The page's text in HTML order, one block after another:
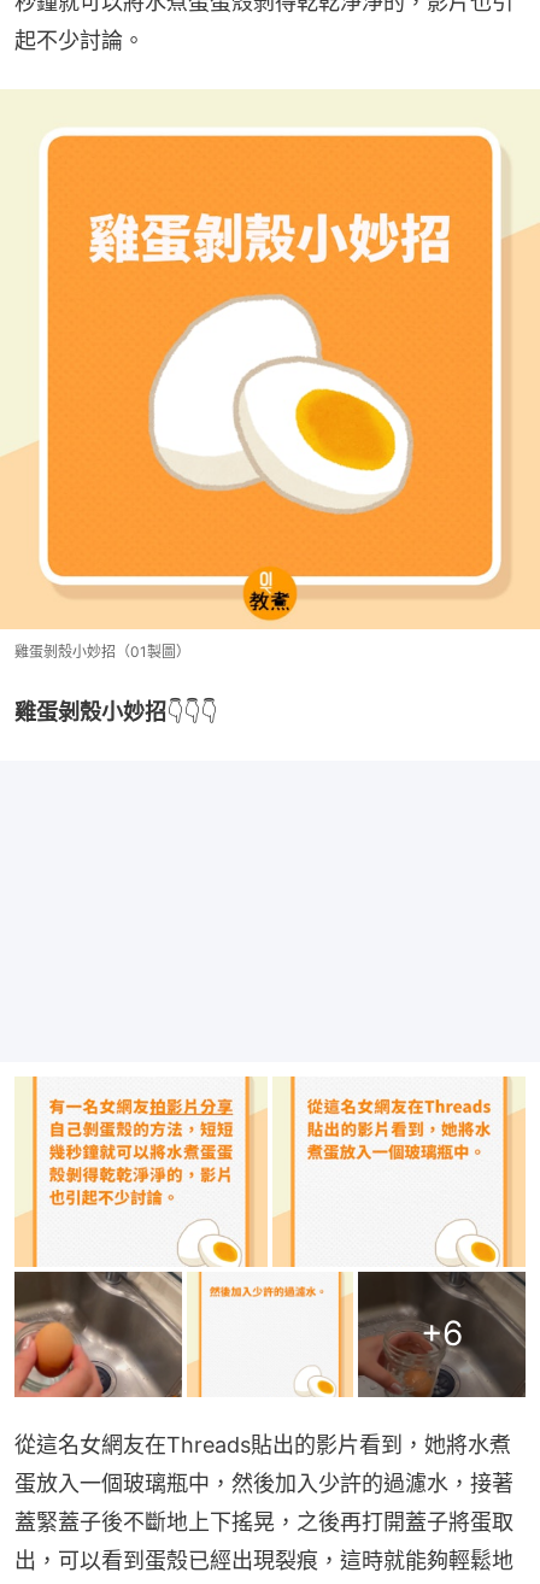
起不少討論。
雞蛋剝殼小妙招（01製圖）
雞蛋剝殼小妙招👇👇👇
+6
從這名女網友在Threads貼出的影片看到，她將水煮
蛋放入一個玻璃瓶中，然後加入少許的過濾水，接著
蓋緊蓋子後不斷地上下搖晃，之後再打開蓋子將蛋取
出，可以看到蛋殼已經出現裂痕，這時就能夠輕鬆地